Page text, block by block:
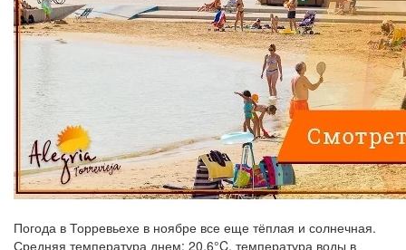
Погода в Торревьехе в ноябре все еще тёплая и солнечная.
Средняя температура днем: 20.6°C, температура воды в